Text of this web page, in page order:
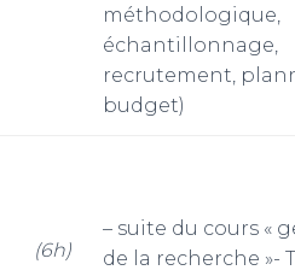
méthodologique,
échantillonnage,
recrutement,
budget)
(6h)
– suite du cours «
de la recherche »-